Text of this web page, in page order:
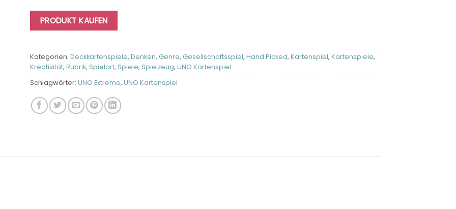
PRODUKT KAUFEN
Kategorien: Deckkartenspiele, Denken, Genre, Gesellschaftsspiel, Hand Picked, Kartenspiel, Kartenspiele,
Kreativität, Rubrik, Spielart, Spiele, Spielzeug, UNO Kartenspiel
Schlagwörter: UNO Extreme, UNO Kartenspiel